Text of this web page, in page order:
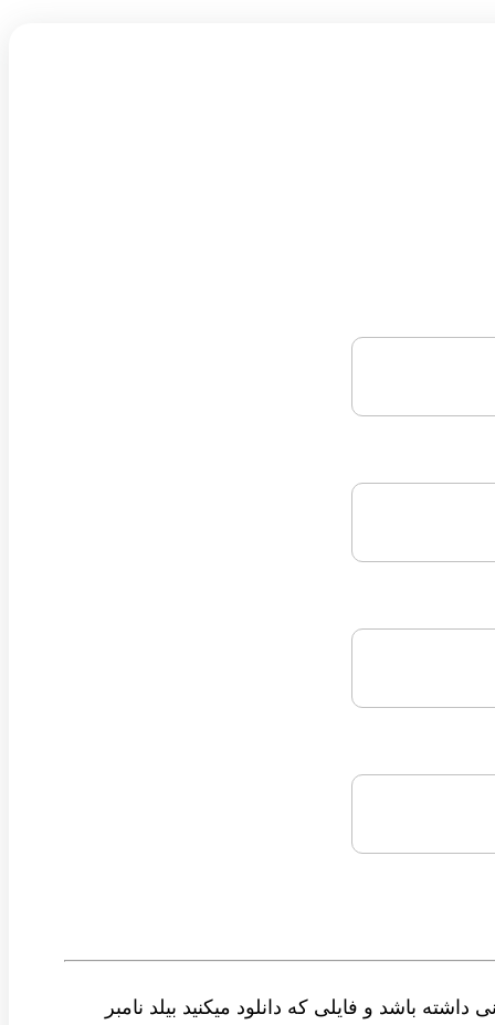
باشد و فایلی که دانلود میکنید بیلد نامبر